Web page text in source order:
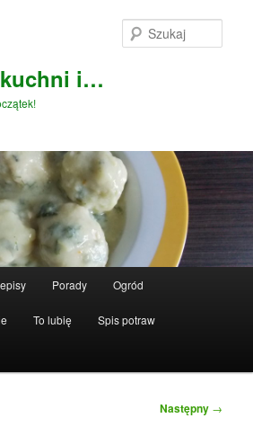
i…
Porady Ogród
To lubię Spis potraw
Następny →